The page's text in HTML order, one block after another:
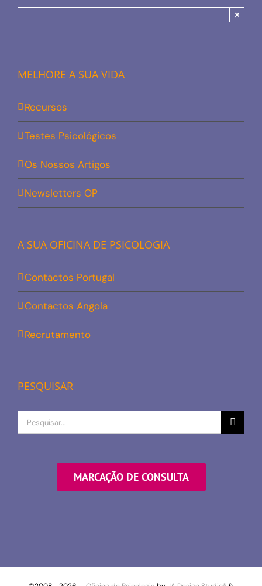
×
MELHORE A SUA VIDA
Recursos
Testes Psicológicos
Os Nossos Artigos
Newsletters OP
A SUA OFICINA DE PSICOLOGIA
Contactos Portugal
Contactos Angola
Recrutamento
PESQUISAR
Procurar
por
MARCAÇÃO DE CONSULTA